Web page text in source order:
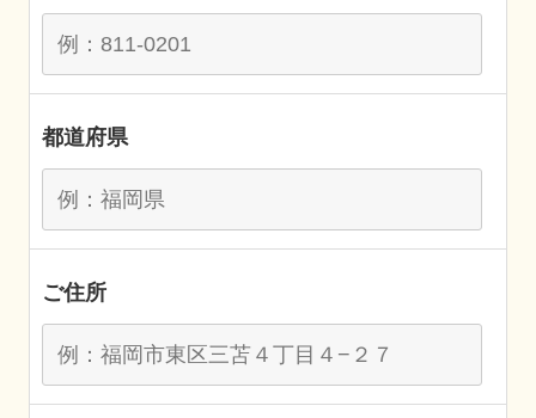
都道府県
ご住所